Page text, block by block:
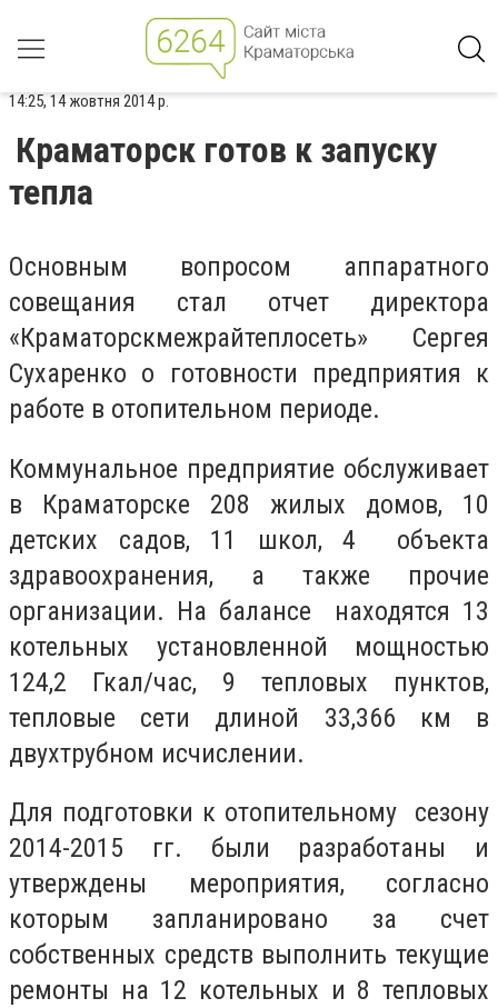
14:25, 14 жовтня 2014 р.
Краматорск готов к запуску
тепла
Основным вопросом аппаратного
совещания стал отчет директора
«Краматорскмежрайтеплосеть» Сергея
Сухаренко о готовности предприятия к
работе в отопительном периоде.
Коммунальное предприятие обслуживает
в Краматорске 208 жилых домов, 10
детских садов, 11 школ, 4 объекта
здравоохранения, а также прочие
организации. На балансе находятся 13
котельных установленной мощностью
124,2 Гкал/час, 9 тепловых пунктов,
тепловые сети длиной 33,366 км в
двухтрубном исчислении.
Для подготовки к отопительному сезону
2014-2015 гг. были разработаны и
утверждены мероприятия, согласно
которым запланировано за счет
собственных средств выполнить текущие
ремонты на 12 котельных и 8 тепловых